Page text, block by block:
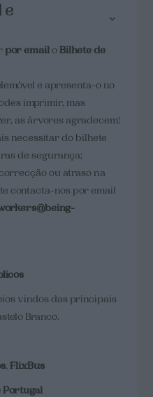
e
por email oBilhete de
e apresenta-o no
imprimir, mas
as árvores agradecem!
necessitar do bilhete
de segurança;
ou atraso na
contacta-nos por email
vindos das principais
Branco.
,FlixBus
Portugal